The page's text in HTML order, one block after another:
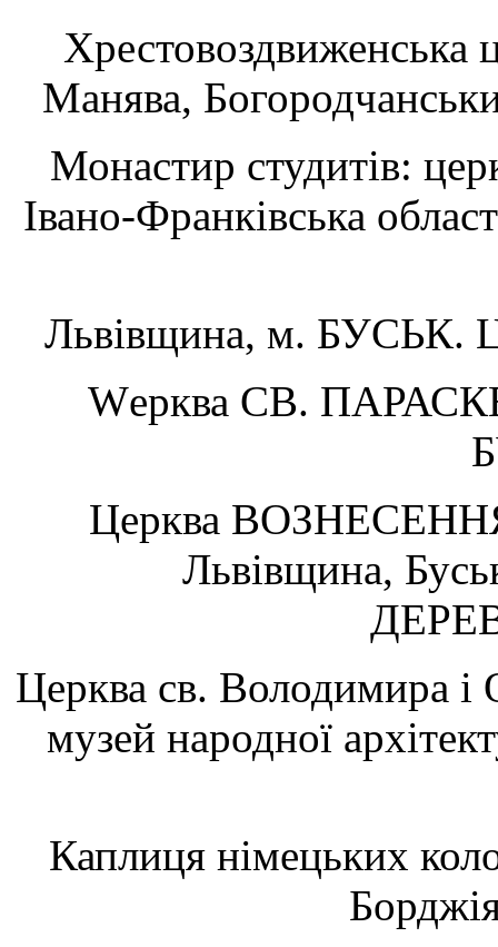
Хрестовоздвиженська
Манява,
Монастир студитів:
Івано-Франківська
Львівщина, м. БУСЬК.
Wерква СВ.
Церква
Львівщина,
Церква св. Володимира
музей народної
Каплиця німецьких